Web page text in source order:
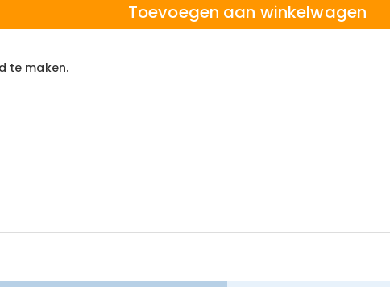
Toevoegen aan winkelwagen
te maken.
winkelen, daarom bieden wij een eenvoudig 60-dagen retour-